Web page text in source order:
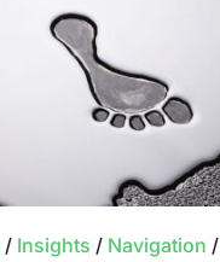
/ Insights / Navigation /